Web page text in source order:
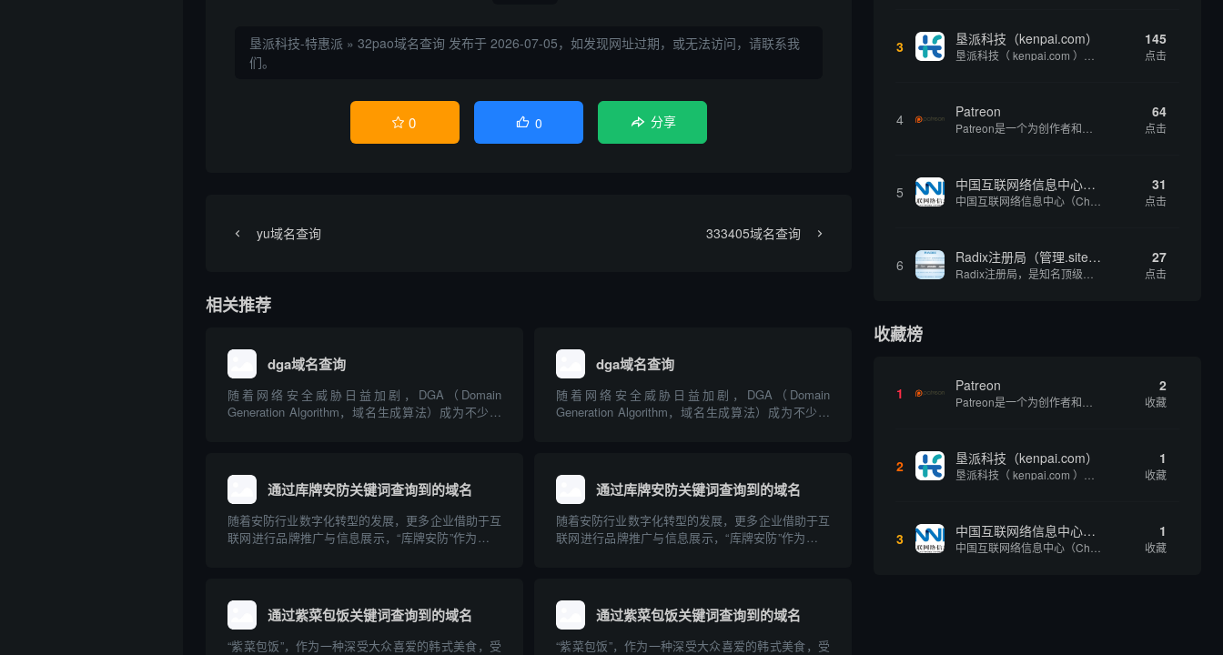
垦派科技-特惠派 » 32pao域名查询 发布于 2026-07-05，如发现网址过期，或无法访问，请联系我
们。
 0  0 分享
yu域名查询 333405域名查询
相关推荐
dga域名查询
随着网络安全威胁日益加剧，DGA（Domain
Generation Algorithm，域名生成算法）成为不少恶
dga域名查询
随着网络安全威胁日益加剧，DGA（Domain
Generation Algorithm，域名生成算法）成为不少恶
通过库牌安防关键词查询到的域名
随着安防行业数字化转型的发展，更多企业借助于互
联网进行品牌推广与信息展示，“库牌安防”作为其中
通过库牌安防关键词查询到的域名
随着安防行业数字化转型的发展，更多企业借助于互
联网进行品牌推广与信息展示，“库牌安防”作为其中
通过紫菜包饭关键词查询到的域名
“紫菜包饭”，作为一种深受大众喜爱的韩式美食，受
通过紫菜包饭关键词查询到的域名
“紫菜包饭”，作为一种深受大众喜爱的韩式美食，受
3 垦派科技（kenpai.com） 145
点击
4 Patreon 64
点击
5 中国互联网络信息中心（CNNIC） 31
点击
6 Radix注册局（管理.site、.online等顶级域名） 27
点击
收藏榜
1 Patreon 2
收藏
2 垦派科技（kenpai.com） 1
收藏
3 中国互联网络信息中心（CNNIC） 1
收藏